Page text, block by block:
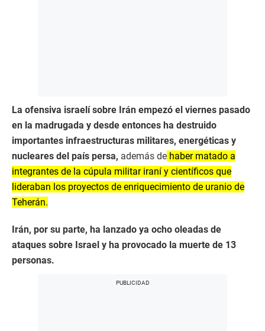
La ofensiva israelí sobre Irán empezó el viernes pasado
en la madrugada y desde entonces ha destruido
importantes infraestructuras militares, energéticas y
nucleares del país persa, además de haber matado a
integrantes de la cúpula militar iraní y científicos que
lideraban los proyectos de enriquecimiento de uranio de
Teherán.
Irán, por su parte, ha lanzado ya ocho oleadas de
ataques sobre Israel y ha provocado la muerte de 13
personas.